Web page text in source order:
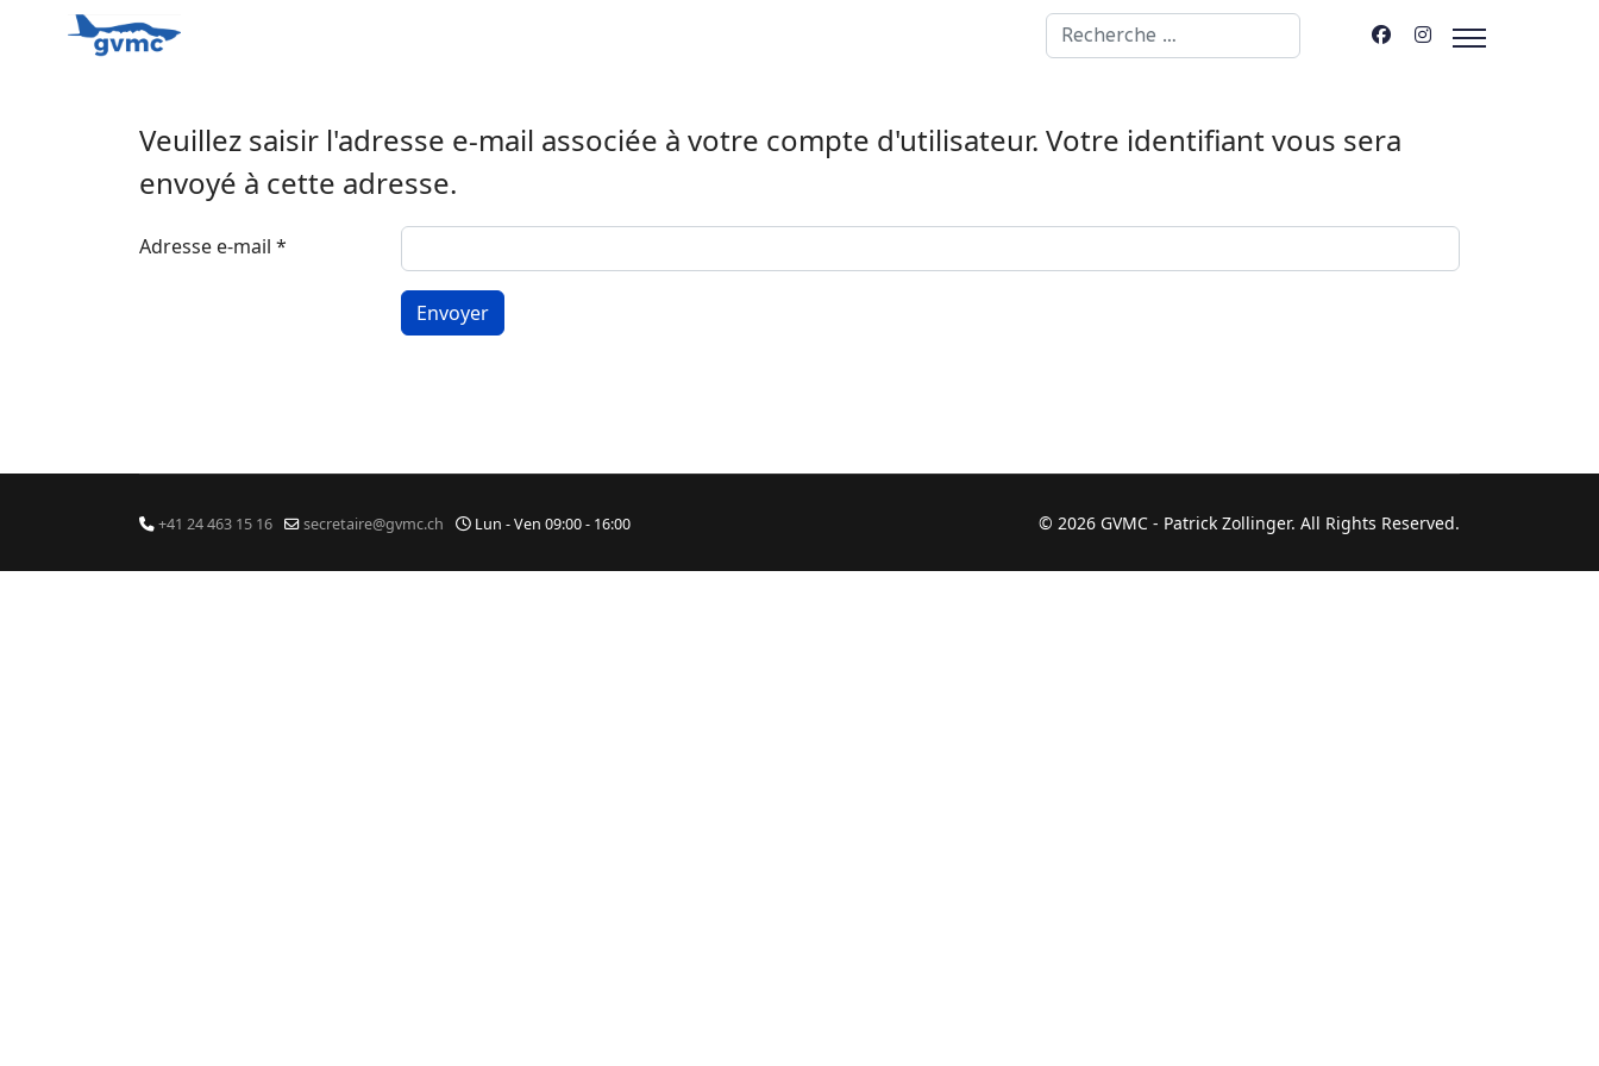
Rechercher
Veuillez saisir l'adresse e-mail associée à votre compte d'utilisateur. Votre identifiant vous sera
envoyé à cette adresse.
Adresse e-mail *
Envoyer
+41 24 463 15 16 secretaire@gvmc.ch Lun - Ven 09:00 - 16:00 © 2026 GVMC - Patrick Zollinger. All Rights Reserved.